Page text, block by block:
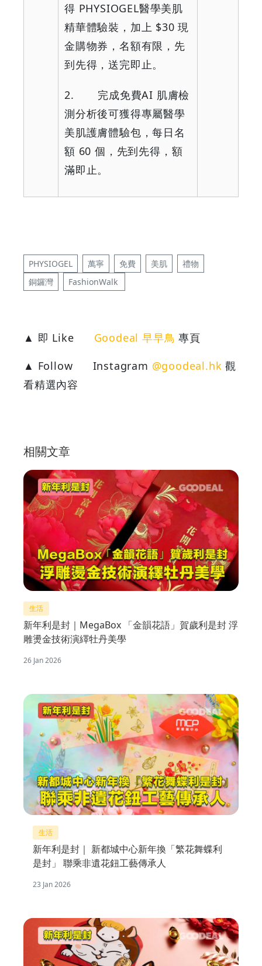
得 PHYSIOGEL醫學美肌
精華體驗裝，加上 $30現
金購物券，名額有限，先
到先得，送完即止。
2. 完成免費AI 肌膚檢
測分析後可獲得專屬醫學
美肌護膚體驗包，每日名
額 60個，先到先得，額
滿即止。
PHYSIOGEL 萬寧 免費 美肌
禮物
銅鑼灣
FashionWalk
▲ 即 Like Goodeal 早早鳥 專頁
▲ Follow
Instagram @goodeal.hk 觀
看精選內容
相關文章
生活
新年利是封｜MegaBox 「金韻花語」賀歲利是封 浮
雕燙金技術演繹牡丹美學
26 Jan 2026
生活
新年利是封｜ 新都城中心新年換「繁花舞蝶利
是封」 聯乘非遺花鈕工藝傳承人
23 Jan 2026